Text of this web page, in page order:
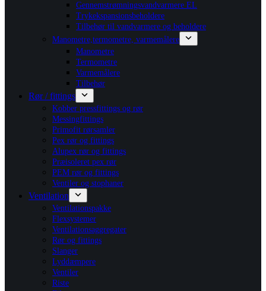
Gennemstrømningsvandvarmere EL
Trykekspansionsbeholdere
Tilbehør til vandvarmere og beholdere
Manometre,termometre, varmemålere
Manometre
Termometre
Varmemålere
Tilbehør
Rør / fittings
Kobber pressfittings og rør
Messingfittings
Primofit rørsamler
Pex rør og fittings
Alupex rør og fittings
Præisoleret pex rør
PEM rør og fittings
Ventiler og stophaner
Ventilation
Ventilationspakke
Flexsystemer
Ventilationsaggregater
Rør og fittings
Slanger
Lyddæmpere
Ventiler
Riste